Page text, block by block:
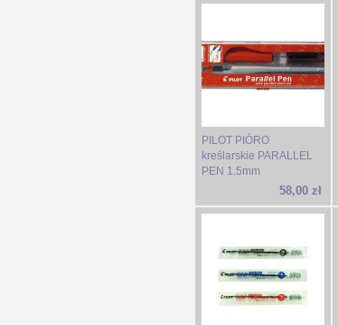
PILOT PIÓRO
kreślarskie PARALLEL
PEN 1.5mm
58,00 zł